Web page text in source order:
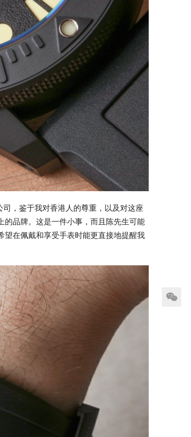
，鉴于我对香港人的尊重，以及对这座
品牌。这是一件小事，而且陈先生可能
在佩戴和享受手表时能更直接地提醒我